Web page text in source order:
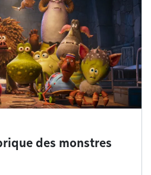
des monstres